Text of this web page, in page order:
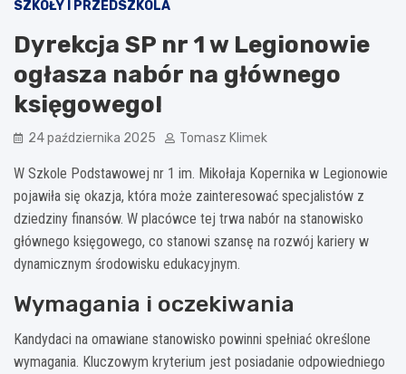
SZKOŁY I PRZEDSZKOLA
Dyrekcja SP nr 1 w Legionowie
ogłasza nabór na głównego
księgowego!
24 października 2025 Tomasz Klimek
W Szkole Podstawowej nr 1 im. Mikołaja Kopernika w Legionowie
pojawiła się okazja, która może zainteresować specjalistów z
dziedziny finansów. W placówce tej trwa nabór na stanowisko
głównego księgowego, co stanowi szansę na rozwój kariery w
dynamicznym środowisku edukacyjnym.
Wymagania i oczekiwania
Kandydaci na omawiane stanowisko powinni spełniać określone
wymagania. Kluczowym kryterium jest posiadanie odpowiedniego